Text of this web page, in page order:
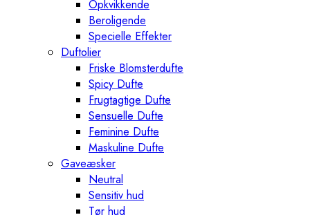
Opkvikkende
Beroligende
Specielle Effekter
Duftolier
Friske Blomsterdufte
Spicy Dufte
Frugtagtige Dufte
Sensuelle Dufte
Feminine Dufte
Maskuline Dufte
Gaveæsker
Neutral
Sensitiv hud
Tør hud